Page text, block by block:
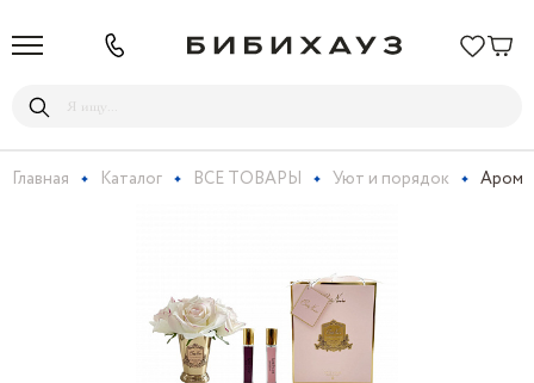
Главная Каталог ВСЕ ТОВАРЫ Уют и порядок